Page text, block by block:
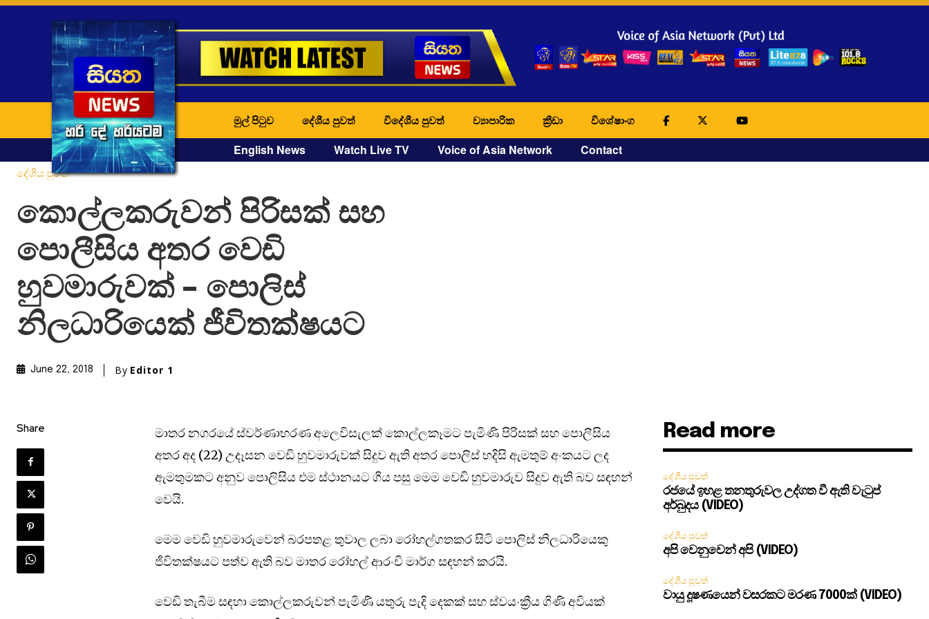
මුල් පිටුව දේශීය පුවත් විදේශීය පුවත් ව්‍යාපාරික ක්‍රීඩා විශේෂාංග
English News Watch Live TV Voice of Asia Network Contact
දේශීය පුවත්
කොල්ලකරුවන් පිරිසක් සහ
පොලීසිය අතර වෙඩි
හුවමාරුවක් – පොලිස්
නිලධාරියෙක් ජීවිතක්ෂයට
June 22, 2018 By Editor 1
Share
මාතර නගරයේ ස්වර්ණාභරණ අලෙවිසැලක් කොල්ලකෑමට පැමිණි පිරිසක් සහ පොලීසිය
අතර අද (22) උදෑසන වෙඩි හුවමාරුවක් සිදුව ඇති අතර පොලිස් හදිසි ඇමතුම් අංකයට ලද
ඇමතුමකට අනුව පොලිසිය එම ස්ථානයට ගිය පසු මෙම වෙඩි හුවමාරුව සිදුව ඇති බව සඳහන්
ව‌ෙයි.
මෙම වෙඩි හුවමාරුවෙන් බරපතළ තුවාල ලබා රෝහල්ගතකර සිටි පොලිස් නිලධාරියෙකු
ජීවිතක්ෂයට පත්ව ඇති බව මාතර රෝහල් ආරංචි මාර්ග සඳහන් කරයි.
වෙඩි තැබීම සඳහා කොල්ලකරුවන් පැමිණි යතුරු පැදි දෙකක් සහ ස්වයංක්‍රීය ගිණි අවියක්
Read more
දේශීය පුවත්
රජයේ ඉහළ තනතුරුවල උද්ගත වී ඇති වැටුප්
අර්බුදය (VIDEO)
දේශීය පුවත්
අපි වෙනුවෙන් අපි (VIDEO)
දේශීය පුවත්
වායු දූෂණයෙන් වසරකට මරණ 7000ක් (VIDEO)